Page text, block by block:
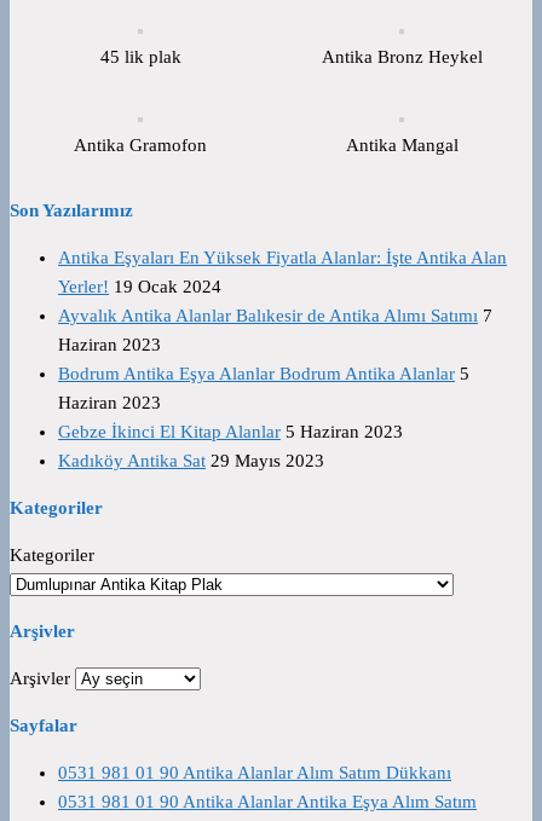
45 lik plak Antika Bronz Heykel
Antika Gramofon Antika Mangal
Son Yazılarımız
Antika Eşyaları En Yüksek Fiyatla Alanlar: İşte Antika Alan
Yerler! 19 Ocak 2024
Ayvalık Antika Alanlar Balıkesir de Antika Alımı Satımı 7
Haziran 2023
Bodrum Antika Eşya Alanlar Bodrum Antika Alanlar 5
Haziran 2023
Gebze İkinci El Kitap Alanlar 5 Haziran 2023
Kadıköy Antika Sat 29 Mayıs 2023
Kategoriler
Kategoriler
Arşivler
Arşivler
Sayfalar
0531 981 01 90 Antika Alanlar Alım Satım Dükkanı
0531 981 01 90 Antika Alanlar Antika Eşya Alım Satım